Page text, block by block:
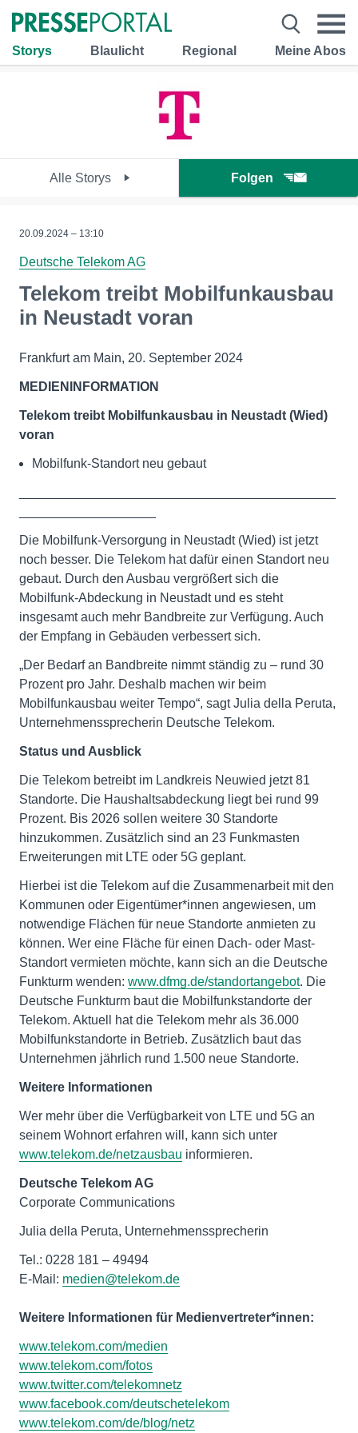
Storys Blaulicht Regional Meine Abos
Alle Storys Folgen
20.09.2024 – 13:10
Deutsche Telekom AG
Telekom treibt Mobilfunkausbau
in Neustadt voran
Frankfurt am Main, 20. September 2024
MEDIENINFORMATION
Telekom treibt Mobilfunkausbau in Neustadt (Wied)
voran
Mobilfunk-Standort neu gebaut
Die Mobilfunk-Versorgung in Neustadt (Wied) ist jetzt
noch besser. Die Telekom hat dafür einen Standort neu
gebaut. Durch den Ausbau vergrößert sich die
Mobilfunk-Abdeckung in Neustadt und es steht
insgesamt auch mehr Bandbreite zur Verfügung. Auch
der Empfang in Gebäuden verbessert sich.
„Der Bedarf an Bandbreite nimmt ständig zu – rund 30
Prozent pro Jahr. Deshalb machen wir beim
Mobilfunkausbau weiter Tempo“, sagt Julia della Peruta,
Unternehmenssprecherin Deutsche Telekom.
Status und Ausblick
Die Telekom betreibt im Landkreis Neuwied jetzt 81
Standorte. Die Haushaltsabdeckung liegt bei rund 99
Prozent. Bis 2026 sollen weitere 30 Standorte
hinzukommen. Zusätzlich sind an 23 Funkmasten
Erweiterungen mit LTE oder 5G geplant.
Hierbei ist die Telekom auf die Zusammenarbeit mit den
Kommunen oder Eigentümer*innen angewiesen, um
notwendige Flächen für neue Standorte anmieten zu
können. Wer eine Fläche für einen Dach- oder Mast-
Standort vermieten möchte, kann sich an die Deutsche
Funkturm wenden: www.dfmg.de/standortangebot. Die
Deutsche Funkturm baut die Mobilfunkstandorte der
Telekom. Aktuell hat die Telekom mehr als 36.000
Mobilfunkstandorte in Betrieb. Zusätzlich baut das
Unternehmen jährlich rund 1.500 neue Standorte.
Weitere Informationen
Wer mehr über die Verfügbarkeit von LTE und 5G an
seinem Wohnort erfahren will, kann sich unter
www.telekom.de/netzausbau informieren.
Deutsche Telekom AG
Corporate Communications
Julia della Peruta, Unternehmenssprecherin
Tel.: 0228 181 – 49494
E-Mail: medien@telekom.de
Weitere Informationen für Medienvertreter*innen:
www.telekom.com/medien
www.telekom.com/fotos
www.twitter.com/telekomnetz
www.facebook.com/deutschetelekom
www.telekom.com/de/blog/netz